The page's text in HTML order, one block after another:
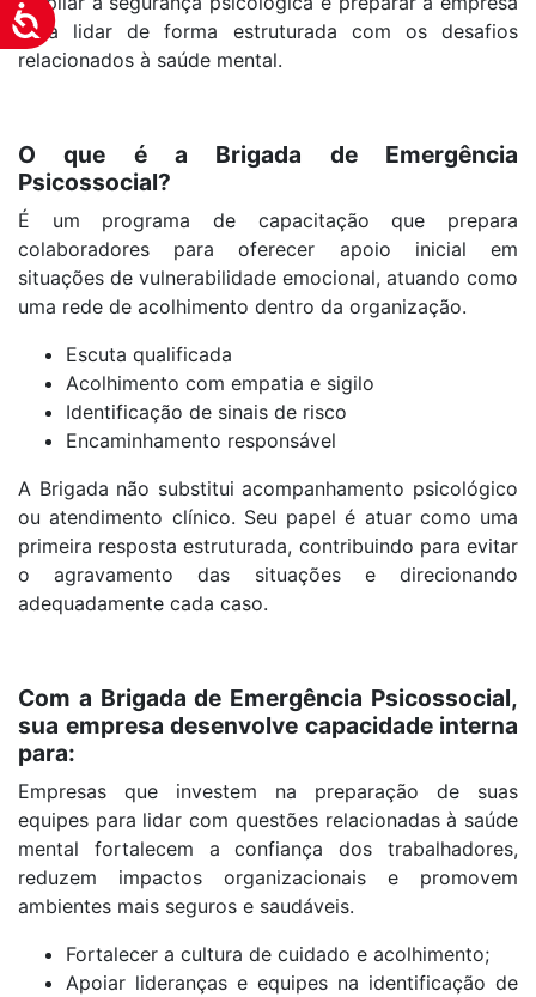
Acessibilidade
para lidar de forma estruturada com os desafios
relacionados à saúde mental.
O que é a Brigada de Emergência
Psicossocial?
É um programa de capacitação que prepara
colaboradores para oferecer apoio inicial em
situações de vulnerabilidade emocional, atuando como
uma rede de acolhimento dentro da organização.
Escuta qualificada
Acolhimento com empatia e sigilo
Identificação de sinais de risco
Encaminhamento responsável
A Brigada não substitui acompanhamento psicológico
ou atendimento clínico. Seu papel é atuar como uma
primeira resposta estruturada, contribuindo para evitar
o agravamento das situações e direcionando
adequadamente cada caso.
Com a Brigada de Emergência Psicossocial,
sua empresa desenvolve capacidade interna
para:
Empresas que investem na preparação de suas
equipes para lidar com questões relacionadas à saúde
mental fortalecem a confiança dos trabalhadores,
reduzem impactos organizacionais e promovem
ambientes mais seguros e saudáveis.
Fortalecer a cultura de cuidado e acolhimento;
Apoiar lideranças e equipes na identificação de